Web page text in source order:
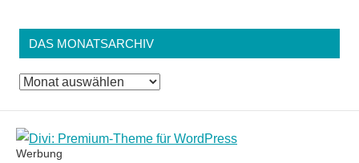
DAS MONATSARCHIV
Das
Werbung